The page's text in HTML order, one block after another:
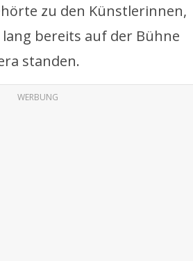
zu den Künstlerinnen,
bereits auf der Bühne
standen.
WERBUNG